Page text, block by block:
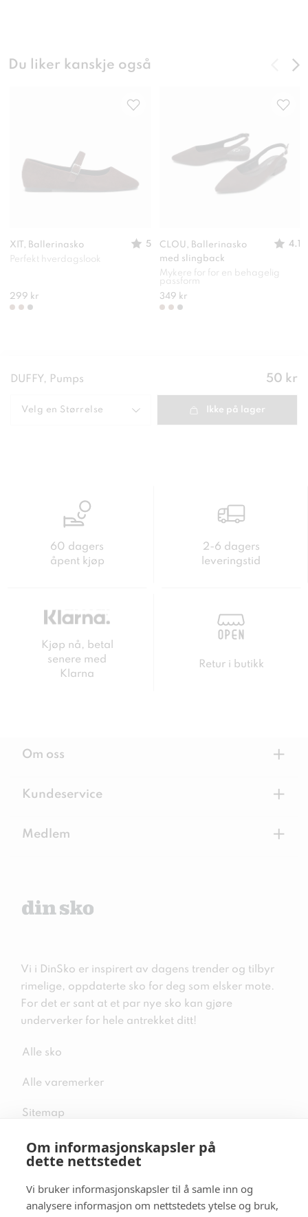
Om informasjonskapsler på
dette nettstedet
Vi bruker informasjonskapsler til å samle inn og
analysere informasjon om nettstedets ytelse og bruk,
Du liker kanskje også
XIT, Ballerinasko
5
Perfekt hverdagslook
299 kr
CLOU, Ballerinasko
med slingback
4.1
Mykere for for en behagelig
passform
349 kr
DUFFY, Pumps Pris:
50 kr
Velg en Størrelse Ikke på lager
60 dagers
åpent kjøp
2-6 dagers
leveringstid
Kjøp nå, betal
senere med
Klarna
Retur i butikk
Om oss +
Kundeservice +
Medlem +
Vi i DinSko er inspirert av dagens trender og tilbyr
rimelige, oppdaterte sko for deg som elsker mote.
For det er sant at et par nye sko kan gjøre
underverker for hele antrekket ditt!
Alle sko
Alle varemerker
Sitemap
Følg oss i sosiale medier